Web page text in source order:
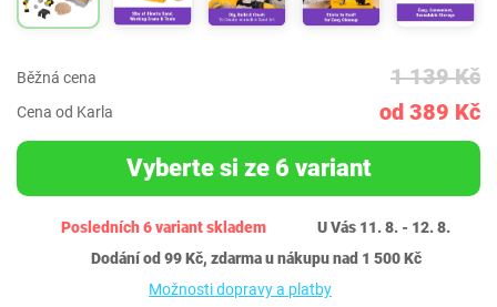
Běžná cena 1 139 Kč
Cena od Karla od 389 Kč
Vyberte si ze 6 variant
Posledních 6 variant skladem
U Vás 11. 8. - 12. 8.
Dodání od 99 Kč, zdarma u nákupu nad 1 500 Kč
Možnosti dopravy a platby